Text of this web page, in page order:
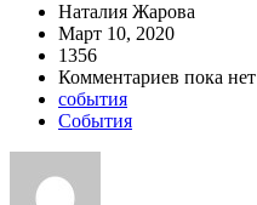
Наталия Жарова
Март 10, 2020
1356
Комментариев пока нет
события
События